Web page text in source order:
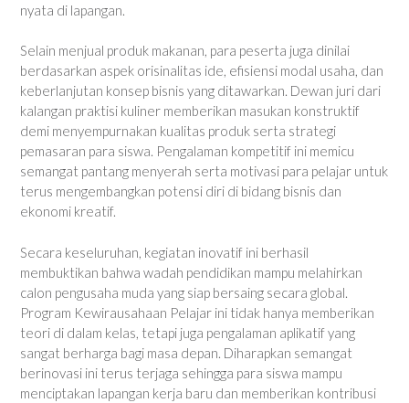
nyata di lapangan.
Selain menjual produk makanan, para peserta juga dinilai
berdasarkan aspek orisinalitas ide, efisiensi modal usaha, dan
keberlanjutan konsep bisnis yang ditawarkan. Dewan juri dari
kalangan praktisi kuliner memberikan masukan konstruktif
demi menyempurnakan kualitas produk serta strategi
pemasaran para siswa. Pengalaman kompetitif ini memicu
semangat pantang menyerah serta motivasi para pelajar untuk
terus mengembangkan potensi diri di bidang bisnis dan
ekonomi kreatif.
Secara keseluruhan, kegiatan inovatif ini berhasil
membuktikan bahwa wadah pendidikan mampu melahirkan
calon pengusaha muda yang siap bersaing secara global.
Program Kewirausahaan Pelajar ini tidak hanya memberikan
teori di dalam kelas, tetapi juga pengalaman aplikatif yang
sangat berharga bagi masa depan. Diharapkan semangat
berinovasi ini terus terjaga sehingga para siswa mampu
menciptakan lapangan kerja baru dan memberikan kontribusi